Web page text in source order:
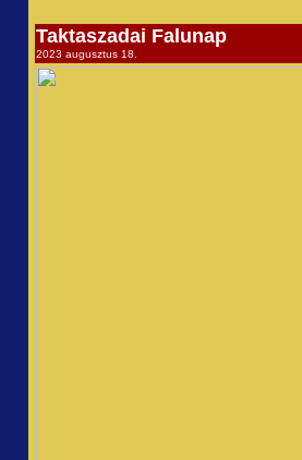
Taktaszadai Falunap
2023 augusztus 18.